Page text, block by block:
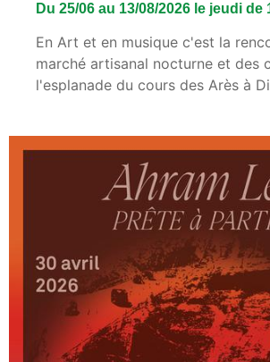
Du 25/06 au 13/08/2026 le jeudi de
En Art et en musique c'est la
marché artisanal nocturne et des
l'esplanade du cours des Arès à